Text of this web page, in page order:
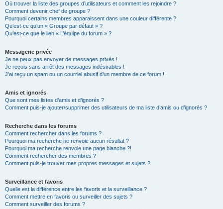
Où trouver la liste des groupes d’utilisateurs et comment les rejoindre ?
Comment devenir chef de groupe ?
Pourquoi certains membres apparaissent dans une couleur différente ?
Qu’est-ce qu’un « Groupe par défaut » ?
Qu’est-ce que le lien « L’équipe du forum » ?
Messagerie privée
Je ne peux pas envoyer de messages privés !
Je reçois sans arrêt des messages indésirables !
J’ai reçu un spam ou un courriel abusif d’un membre de ce forum !
Amis et ignorés
Que sont mes listes d’amis et d’ignorés ?
Comment puis-je ajouter/supprimer des utilisateurs de ma liste d’amis ou d’ignorés ?
Recherche dans les forums
Comment rechercher dans les forums ?
Pourquoi ma recherche ne renvoie aucun résultat ?
Pourquoi ma recherche renvoie une page blanche ?!
Comment rechercher des membres ?
Comment puis-je trouver mes propres messages et sujets ?
Surveillance et favoris
Quelle est la différence entre les favoris et la surveillance ?
Comment mettre en favoris ou surveiller des sujets ?
Comment surveiller des forums ?